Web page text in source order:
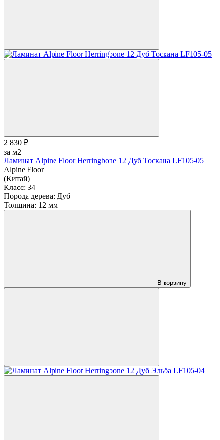
2 830 ₽
за м2
Ламинат Alpine Floor Herringbone 12 Дуб Тоскана LF105-05
Alpine Floor
(Китай)
Класс: 34
Порода дерева: Дуб
Толщина: 12 мм
В корзину